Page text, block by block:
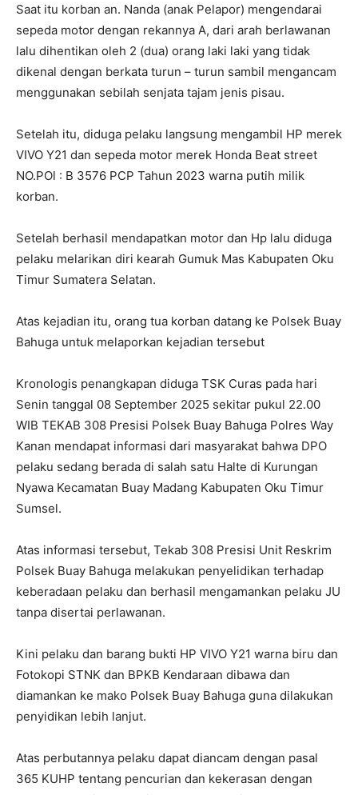
Saat itu korban an. Nanda (anak Pelapor) mengendarai
sepeda motor dengan rekannya A, dari arah berlawanan
lalu dihentikan oleh 2 (dua) orang laki laki yang tidak
dikenal dengan berkata turun – turun sambil mengancam
menggunakan sebilah senjata tajam jenis pisau.
Setelah itu, diduga pelaku langsung mengambil HP merek
VIVO Y21 dan sepeda motor merek Honda Beat street
NO.POl : B 3576 PCP Tahun 2023 warna putih milik
korban.
Setelah berhasil mendapatkan motor dan Hp lalu diduga
pelaku melarikan diri kearah Gumuk Mas Kabupaten Oku
Timur Sumatera Selatan.
Atas kejadian itu, orang tua korban datang ke Polsek Buay
Bahuga untuk melaporkan kejadian tersebut
Kronologis penangkapan diduga TSK Curas pada hari
Senin tanggal 08 September 2025 sekitar pukul 22.00
WIB TEKAB 308 Presisi Polsek Buay Bahuga Polres Way
Kanan mendapat informasi dari masyarakat bahwa DPO
pelaku sedang berada di salah satu Halte di Kurungan
Nyawa Kecamatan Buay Madang Kabupaten Oku Timur
Sumsel.
Atas informasi tersebut, Tekab 308 Presisi Unit Reskrim
Polsek Buay Bahuga melakukan penyelidikan terhadap
keberadaan pelaku dan berhasil mengamankan pelaku JU
tanpa disertai perlawanan.
Kini pelaku dan barang bukti HP VIVO Y21 warna biru dan
Fotokopi STNK dan BPKB Kendaraan dibawa dan
diamankan ke mako Polsek Buay Bahuga guna dilakukan
penyidikan lebih lanjut.
Atas perbutannya pelaku dapat diancam dengan pasal
365 KUHP tentang pencurian dan kekerasan dengan